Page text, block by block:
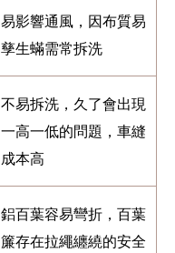
易影響通風，因布質易
孳生蟎需常拆洗
不易拆洗，久了會出現
一高一低的問題，車縫
成本高
鋁百葉容易彎折，百葉
簾存在拉繩纏繞的安全